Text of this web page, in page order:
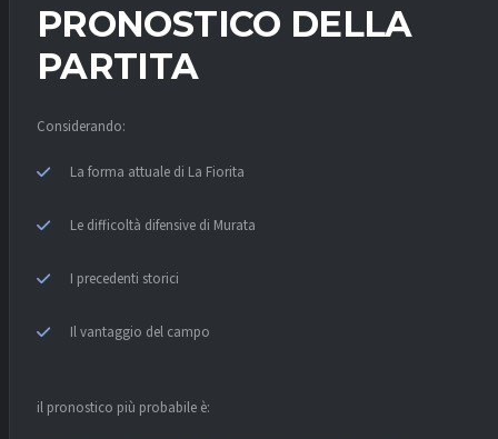
PRONOSTICO DELLA
PARTITA
Considerando:
La forma attuale di La Fiorita
Le difficoltà difensive di Murata
I precedenti storici
Il vantaggio del campo
il pronostico più probabile è: